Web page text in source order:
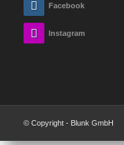
Facebook
Instagram
© Copyright - Blunk GmbH